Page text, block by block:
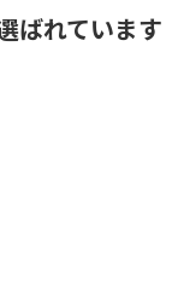
ばれています